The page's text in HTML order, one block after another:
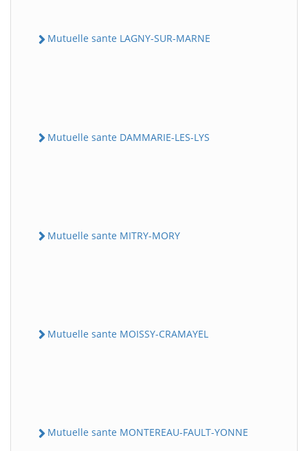
Mutuelle sante LAGNY-SUR-MARNE
Mutuelle sante DAMMARIE-LES-LYS
Mutuelle sante MITRY-MORY
Mutuelle sante MOISSY-CRAMAYEL
Mutuelle sante MONTEREAU-FAULT-YONNE